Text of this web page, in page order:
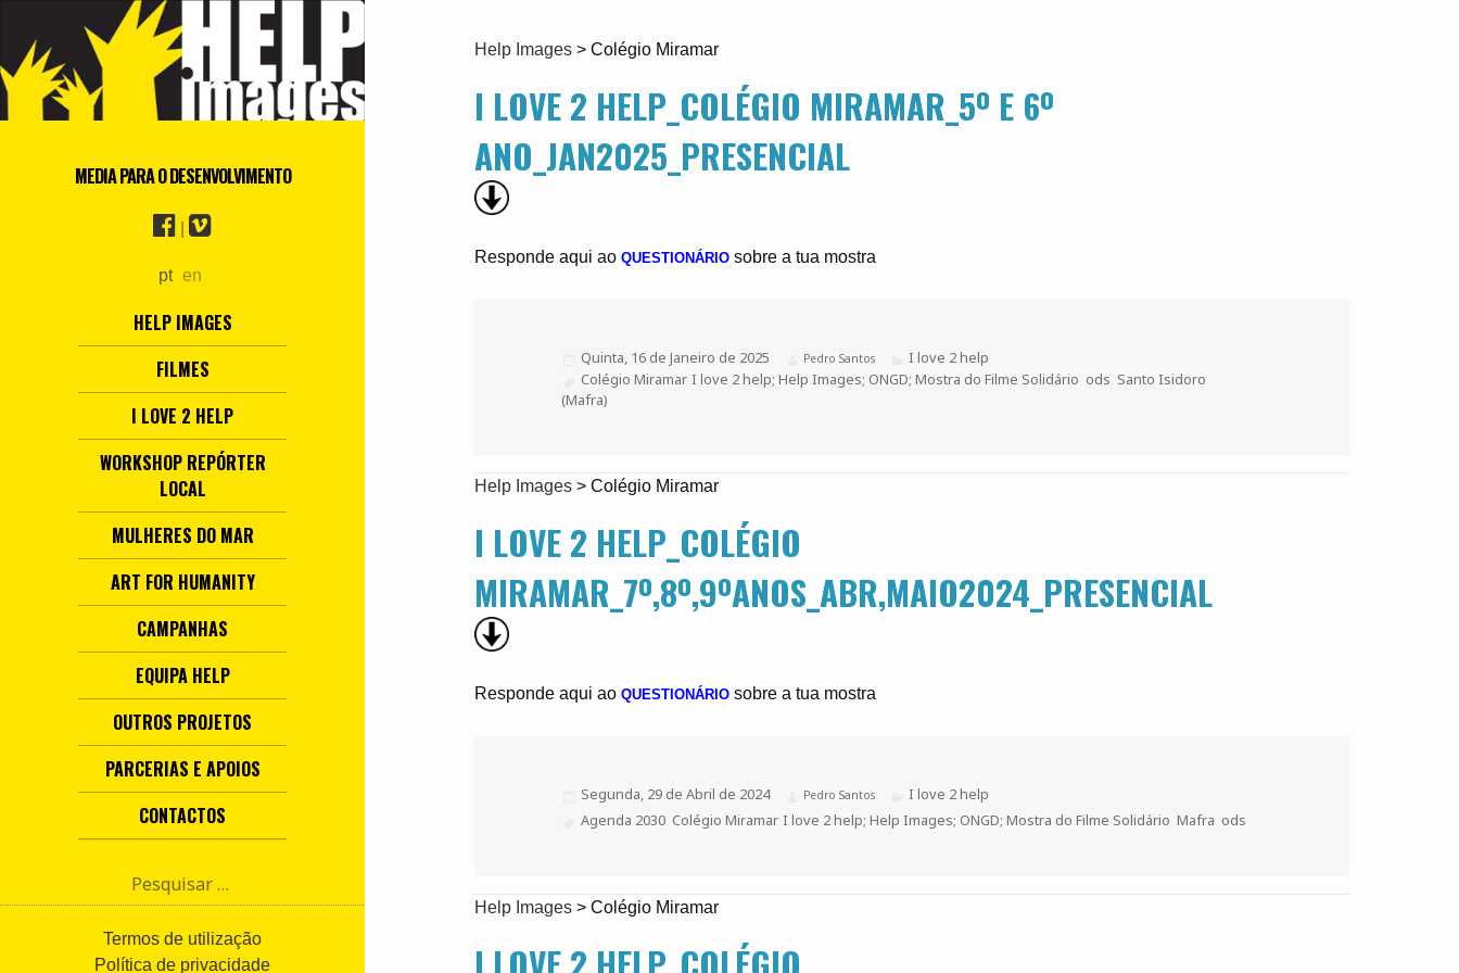
MEDIA PARA O DESENVOLVIMENTO
pt en
HELP IMAGES
FILMES
I LOVE 2 HELP
WORKSHOP REPÓRTER
LOCAL
MULHERES DO MAR
ART FOR HUMANITY
CAMPANHAS
EQUIPA HELP
OUTROS PROJETOS
PARCERIAS E APOIOS
CONTACTOS
s
Termos de utilização
Política de privacidade
Help Images> Colégio Miramar
I LOVE 2 HELP_COLÉGIO MIRAMAR_5º E 6º
ANO_JAN2025_PRESENCIAL
Responde aqui ao QUESTIONÁRIO sobre a tua mostra
Publicado
Quinta, 16 de Janeiro de 2025 Autor
Pedro Santos Categorias
I love 2 help
Etiquetas
Colégio Miramar, I love 2 help; Help Images; ONGD; Mostra do Filme Solidário ods Santo Isidoro
(Mafra)
Help Images> Colégio Miramar
I LOVE 2 HELP_COLÉGIO
MIRAMAR_7º,8º,9ºANOS_ABR,MAIO2024_PRESENCIAL
Responde aqui ao QUESTIONÁRIO sobre a tua mostra
Publicado
Segunda, 29 de Abril de 2024 Autor
Pedro Santos Categorias
I love 2 help
Etiquetas
Agenda 2030 Colégio Miramar, I love 2 help; Help Images; ONGD; Mostra do Filme Solidário ,Mafra ods
Help Images> Colégio Miramar
I LOVE 2 HELP_COLÉGIO